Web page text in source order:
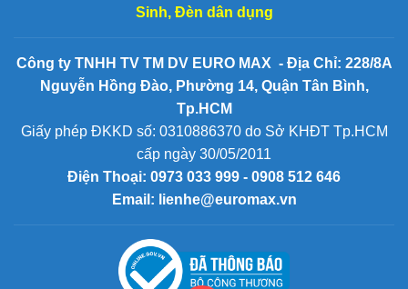
Sinh, Đèn dân dụng
Công ty TNHH TV TM DV EURO MAX - Địa Chỉ: 228/8A
Nguyễn Hồng Đào, Phường 14, Quận Tân Bình,
Tp.HCM
Giấy phép ĐKKD số: 0310886370 do Sở KHĐT Tp.HCM
cấp ngày 30/05/2011
Điện Thoại: 0973 033 999 - 0908 512 646
Email: lienhe@euromax.vn